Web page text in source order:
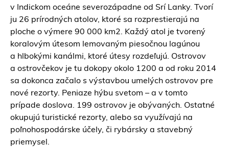
v Indickom oceáne severozápadne od Srí Lanky. Tvorí
ju 26 prírodných atolov, ktoré sa rozprestierajú na
ploche o výmere 90 000 km2. Každý atol je tvorený
koralovým útesom lemovaným piesočnou lagúnou
a hlbokými kanálmi, ktoré útesy rozdeľujú. Ostrovov
a ostrovčekov je tu dokopy okolo 1200 a od roku 2014
sa dokonca začalo s výstavbou umelých ostrovov pre
nové rezorty. Peniaze hýbu svetom – a v tomto
prípade doslova. 199 ostrovov je obývaných. Ostatné
okupujú turistické rezorty, alebo sa využívajú na
poľnohospodárske účely, či rybársky a stavebný
priemysel.